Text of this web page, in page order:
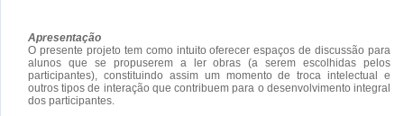
Apresentação
O presente projeto tem como intuito oferecer espaços de discussão para
alunos que se propuserem a ler obras (a serem escolhidas pelos
participantes), constituindo assim um momento de troca intelectual e
outros tipos de interação que contribuem para o desenvolvimento integral
dos participantes.